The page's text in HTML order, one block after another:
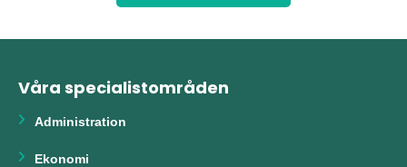
Våra specialistområden
Administration
Ekonomi